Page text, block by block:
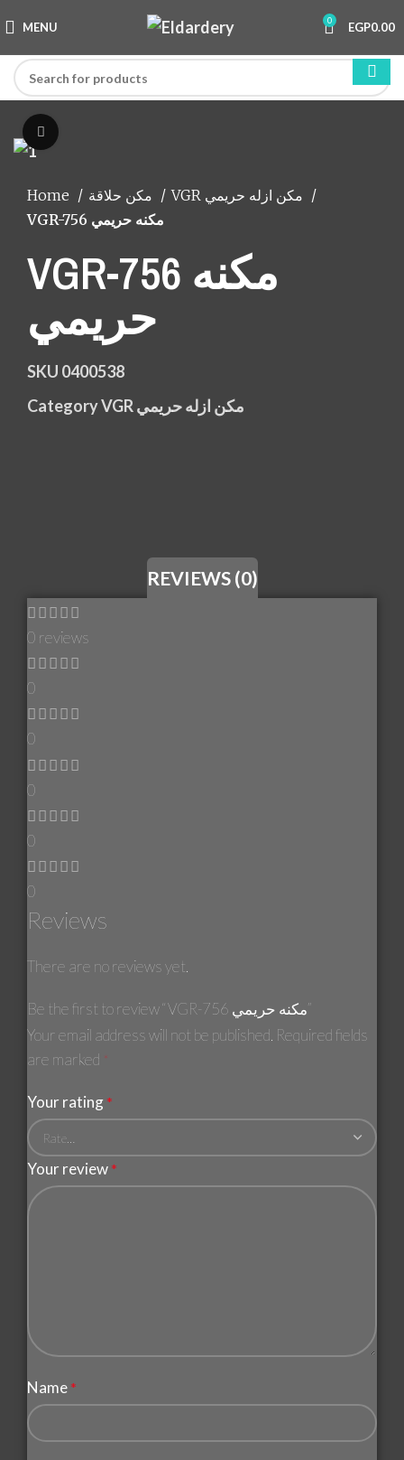
MENU 0 EGP0.00
Home
VGR-756 مكنه حريمي
VGR-756 مكنه
حريمي
SKU 0400538
Category
VGR مكن ازله حريمي
REVIEWS (0)
0 reviews
0
0
0
0
0
Reviews
There are no reviews yet.
Be the first to review “VGR-756 مكنه حريمي”
Your email address will not be published. Required fields
are marked *
Your rating *
Your review *
Name *